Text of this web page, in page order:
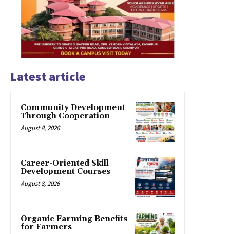
Latest article
Community Development
Through Cooperation
August 8, 2026
Career-Oriented Skill
Development Courses
August 8, 2026
Organic Farming Benefits
for Farmers